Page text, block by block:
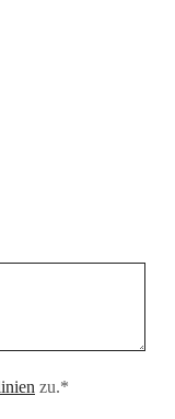
zu.*